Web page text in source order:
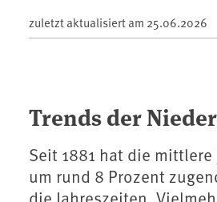
zuletzt aktualisiert am 25.06.2026
Trends der
Seit 1881 hat die
um rund 8 Prozent
die Jahreszeiten.